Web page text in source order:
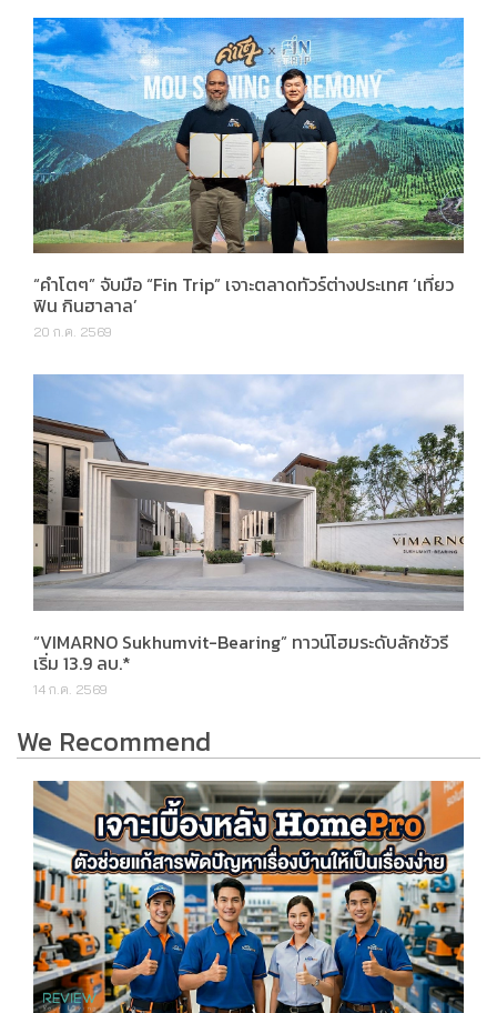
“คำโตๆ” จับมือ “Fin Trip” เจาะตลาดทัวร์ต่างประเทศ ‘เที่ยว
ฟิน กินฮาลาล’
20 ก.ค. 2569
“VIMARNO Sukhumvit-Bearing” ทาวน์โฮมระดับลักชัวรี
เริ่ม 13.9 ลบ.*
14 ก.ค. 2569
We Recommend